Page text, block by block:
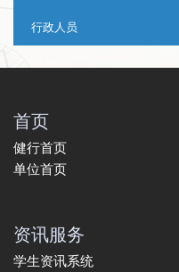
行政人员
首页
健行首页
单位首页
资讯服务
学生资讯系统